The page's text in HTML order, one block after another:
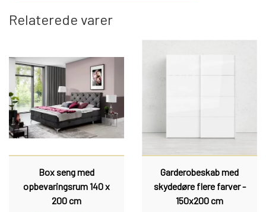
Relaterede varer
Box seng med
opbevaringsrum 140 x
200 cm
Garderobeskab med
skydedøre flere farver -
150x200 cm